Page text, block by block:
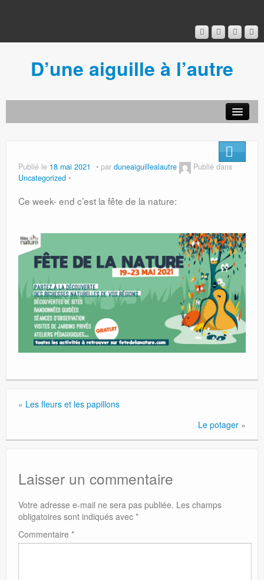
D’une aiguille à l’autre
Publié le 18 mai 2021 par duneaiguillealautre
Publié dans
Uncategorized
Ce week- end c’est la fête de la nature:
« Les fleurs et les papillons
Le potager »
Laisser un commentaire
Votre adresse e-mail ne sera pas publiée. Les champs
obligatoires sont indiqués avec *
Commentaire *